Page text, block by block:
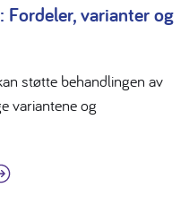
varianter og
støtte behandlingen av
variantene og